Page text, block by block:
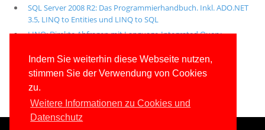
Indem Sie weiterhin diese Webseite nutzen,
stimmen Sie der Verwendung von Cookies
zu.
Weitere Informationen zu Cookies und
Datenschutz
SQL Server 2008 R2: Das Programmierhandbuch. Inkl. ADO.NET
3.5, LINQ to Entities und LINQ to SQL
LINQ: Direkte Abfragen mit Language-Integrated Query
Alle unsere aktuellen Fachbücher
E-Book-Abo für ab 99 Euro im Jahr